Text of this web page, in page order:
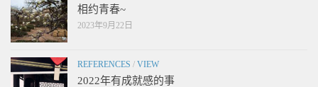
相约青春~
2023年9月22日
REFERENCES / VIEW
2022年有成就感的事